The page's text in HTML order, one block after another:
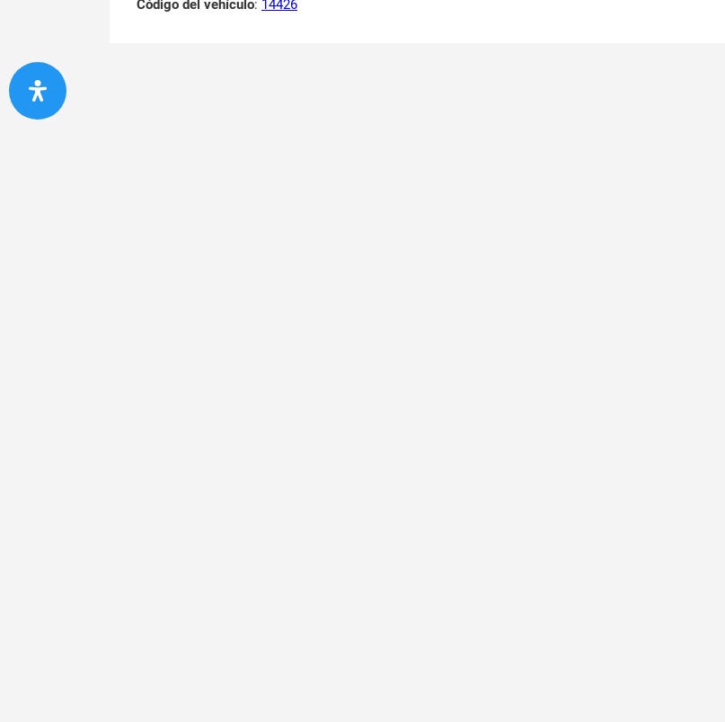
Código del vehículo: 14426